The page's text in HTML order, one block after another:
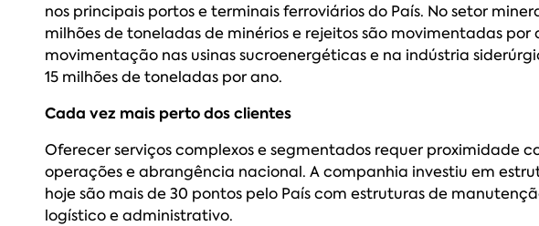
nos principais portos e terminais ferroviários do País. No setor
milhões de toneladas de minérios e rejeitos são movimentadas por
movimentação nas usinas sucroenergéticas e na indústria
15 milhões de toneladas por ano.
Cada vez mais perto dos clientes
Oferecer serviços complexos e segmentados requer proximidade
operações e abrangência nacional. A companhia investiu em
hoje são mais de 30 pontos pelo País com estruturas de
logístico e administrativo.